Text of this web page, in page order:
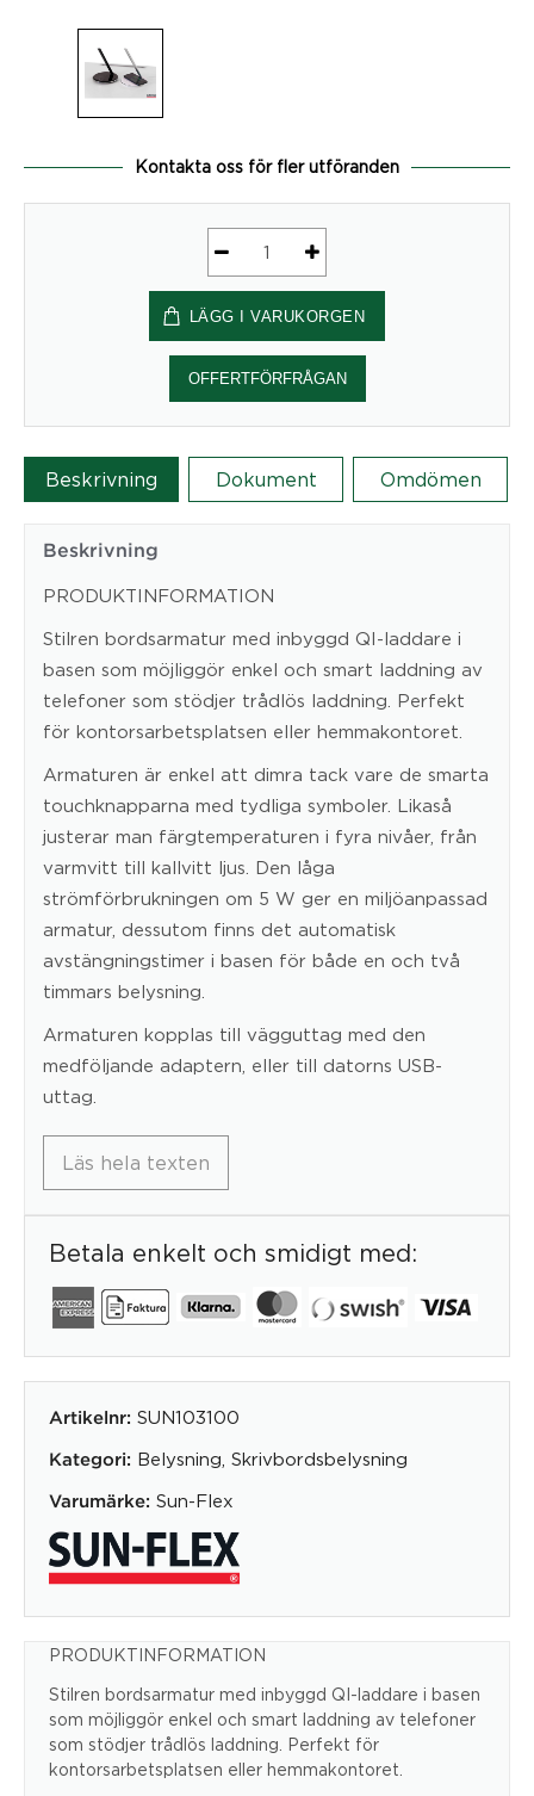
Kontakta oss för fler utföranden
FLEX®QLITE™,
Crystal
White
mängd
LÄGG I VARUKORGEN
OFFERTFÖRFRÅGAN
Beskrivning Dokument Omdömen
Beskrivning
PRODUKTINFORMATION
Stilren bordsarmatur med inbyggd QI-laddare i
basen som möjliggör enkel och smart laddning av
telefoner som stödjer trådlös laddning. Perfekt
för kontorsarbetsplatsen eller hemmakontoret.
Armaturen är enkel att dimra tack vare de smarta
touchknapparna med tydliga symboler. Likaså
justerar man färgtemperaturen i fyra nivåer, från
varmvitt till kallvitt ljus. Den låga
strömförbrukningen om 5 W ger en miljöanpassad
armatur, dessutom finns det automatisk
avstängningstimer i basen för både en och två
timmars belysning.
Armaturen kopplas till vägguttag med den
medföljande adaptern, eller till datorns USB-
uttag.
Läs hela texten
Betala enkelt och smidigt med:
Artikelnr: SUN103100
Kategori: Belysning Skrivbordsbelysning
Varumärke: Sun-Flex
PRODUKTINFORMATION
Stilren bordsarmatur med inbyggd QI-laddare i basen
som möjliggör enkel och smart laddning av telefoner
som stödjer trådlös laddning. Perfekt för
kontorsarbetsplatsen eller hemmakontoret.